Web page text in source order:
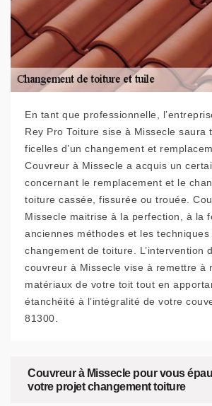
En tant que professionnelle,
Rey Pro Toiture sise à Missecle saura
ficelles d’un changement et
Couvreur à Missecle a acquis un
concernant le remplacement et le
toiture cassée, fissurée ou trouée.
Missecle maitrise à la perfection, à la
anciennes méthodes et les
changement de toiture. L’intervention
couvreur à Missecle vise à remettre à
matériaux de votre toit tout en
étanchéité à l’intégralité de votre
81300.
Couvreur à Missecle pour vous
votre projet changement toiture